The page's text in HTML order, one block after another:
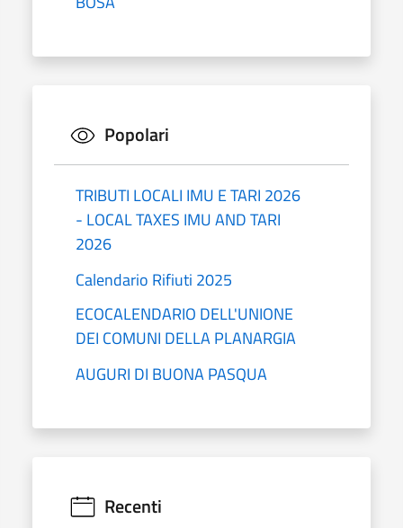
Popolari
TRIBUTI LOCALI IMU E TARI 2026
- LOCAL TAXES IMU AND TARI
2026
Calendario Rifiuti 2025
ECOCALENDARIO DELL'UNIONE
DEI COMUNI DELLA PLANARGIA
AUGURI DI BUONA PASQUA
Recenti